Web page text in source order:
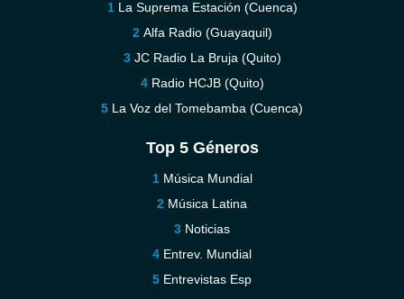
La Suprema Estación (Cuenca)
Alfa Radio (Guayaquil)
JC Radio La Bruja (Quito)
Radio HCJB (Quito)
La Voz del Tomebamba (Cuenca)
Top 5 Géneros
Música Mundial
Música Latina
Noticias
Entrev. Mundial
Entrevistas Esp